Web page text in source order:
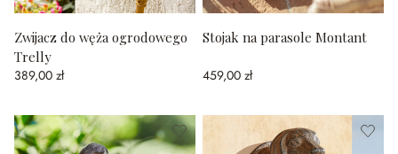
Zwijacz do węża ogrodowego
Trelly
389,00 zł
Stojak na parasole Montant
459,00 zł